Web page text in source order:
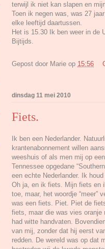
terwijl ik niet kan slapen en
Toen ik negen was, was 27
elke leeftijd daartussen.
Het is 15.30 Ik ben weer in de
Bijtijds.
Gepost door Marie op 15:56
dinsdag 11 mei 2010
Fiets.
Ik ben een Nederlander.
krantenabonnement willen
weeshuis of als men mij op
Tennessee opgedane
een echte Nederlander. Ik
Oh ja, en ik fiets. Mijn fiets en
toe, maar, het woordje “meer”
was een fiets. Piet. Piet de
fiets, maar die was vies
had witte handvaten.
van mij, zonder dat hij eerst
redden. De wereld was op dat